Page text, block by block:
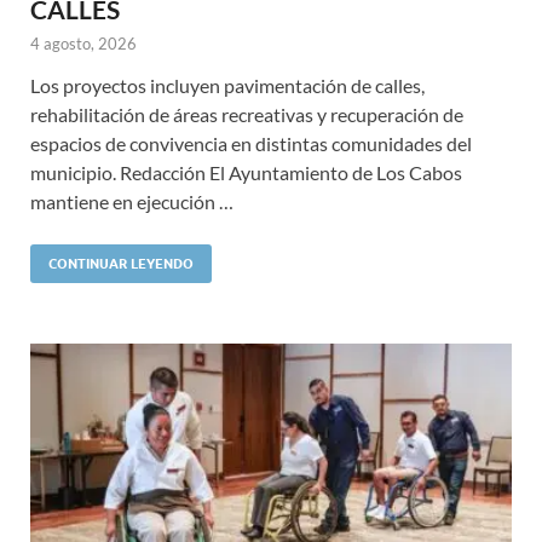
CALLES
4 agosto, 2026
Los proyectos incluyen pavimentación de calles,
rehabilitación de áreas recreativas y recuperación de
espacios de convivencia en distintas comunidades del
municipio. Redacción El Ayuntamiento de Los Cabos
mantiene en ejecución …
CONTINUAR LEYENDO